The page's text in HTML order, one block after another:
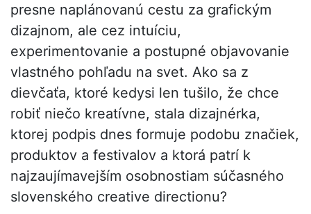
presne naplánovanú cestu za grafickým
dizajnom, ale cez intuíciu,
experimentovanie a postupné objavovanie
vlastného pohľadu na svet. Ako sa z
dievčaťa, ktoré kedysi len tušilo, že chce
robiť niečo kreatívne, stala dizajnérka,
ktorej podpis dnes formuje podobu značiek,
produktov a festivalov a ktorá patrí k
najzaujímavejším osobnostiam súčasného
slovenského creative directionu?